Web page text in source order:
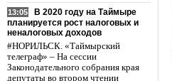
13:05
В 2020 году на Таймыре
планируется рост налоговых и
неналоговых доходов
#НОРИЛЬСК. «Таймырский
телеграф» – На сессии
Законодательного собрания края
депутаты во втором чтении